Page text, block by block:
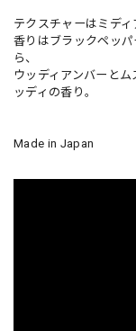
テクスチャーはミディ
香りはブラックペッ
ら、
ウッディアンバーと
ッディの香り。
Made in Japan